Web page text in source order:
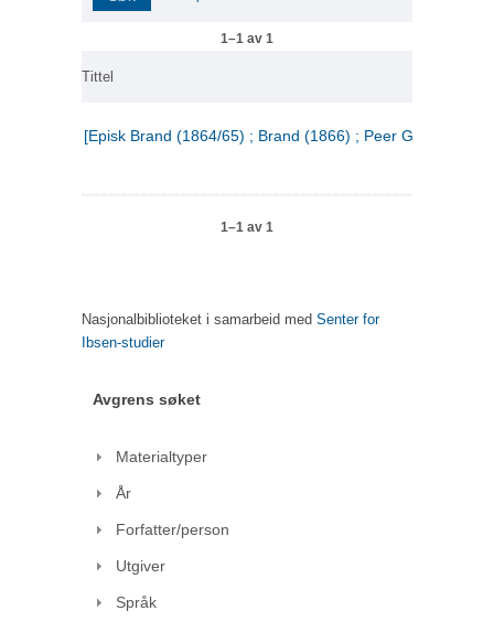
1–1 av 1
Tittel
[Episk Brand (1864/65) ; Brand (1866) ; Peer Gynt (1867)]
1–1 av 1
Nasjonalbiblioteket i samarbeid med Senter for
Ibsen-studier
Avgrens søket
Materialtyper
År
Forfatter/person
Utgiver
Språk